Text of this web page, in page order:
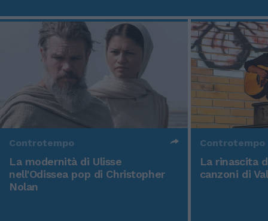
Controtempo
La modernità di Ulisse
nell'Odissea pop di Christopher
Nolan
Controtempo
La rinascita
canzoni di